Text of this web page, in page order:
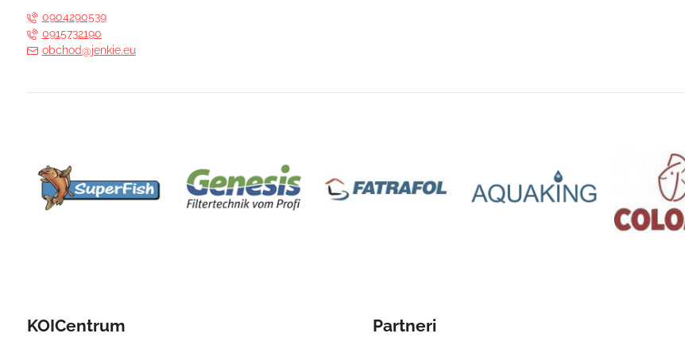
0904290539
0915732190
obchod@jenkie.eu
KOICentrum Partneri